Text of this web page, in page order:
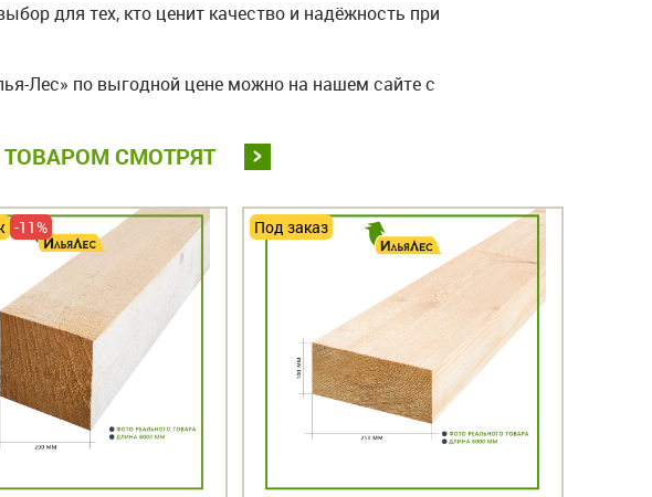
для тех, кто ценит качество и надёжность при
Лес» по выгодной цене можно на нашем сайте с
СМОТРЯТ
-11% Под заказ